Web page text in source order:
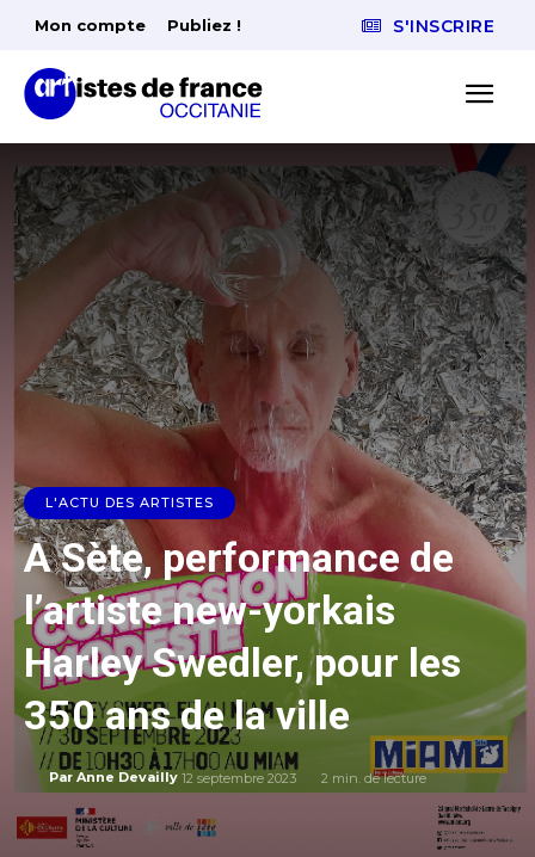
Mon compte Publiez ! S'INSCRIRE
L'ACTU DES ARTISTES
A Sète, performance de
l’artiste new-yorkais
Harley Swedler, pour les
350 ans de la ville
Par Anne Devailly 12 septembre 2023 2 min. de lecture